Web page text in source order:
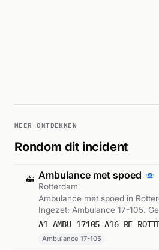
MEER ONTDEKKEN
Rondom dit incident
🚑 Ambulance met spoed
Rotterdam
Ambulance met spoed in
Ingezet: Ambulance 17-105.
11:36.
Ambulance 17-105